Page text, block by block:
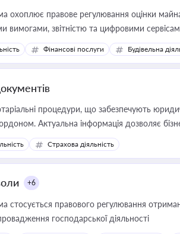
охоплює правове регулювання оцінки
вимогами, звітністю та цифровими
сфері корисне для власника бізнесу,
державного майна, корпоративних угод і
Фінансові послуги Будівельна
процедури, що забезпечують
Актуальна інформація дозволяє
та забезпечувати їх належне прийняття
Страхова діяльність
+6
стосується правового регулювання
господарської діяльності